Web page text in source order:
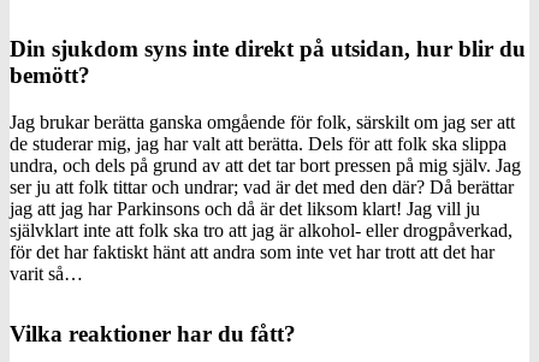
Din sjukdom syns inte direkt på utsidan, hur blir du
bemött?
Jag brukar berätta ganska omgående för folk, särskilt om jag ser att
de studerar mig, jag har valt att berätta. Dels för att folk ska slippa
undra, och dels på grund av att det tar bort pressen på mig själv. Jag
ser ju att folk tittar och undrar; vad är det med den där? Då berättar
jag att jag har Parkinsons och då är det liksom klart! Jag vill ju
självklart inte att folk ska tro att jag är alkohol- eller drogpåverkad,
för det har faktiskt hänt att andra som inte vet har trott att det har
varit så…
Vilka reaktioner har du fått?